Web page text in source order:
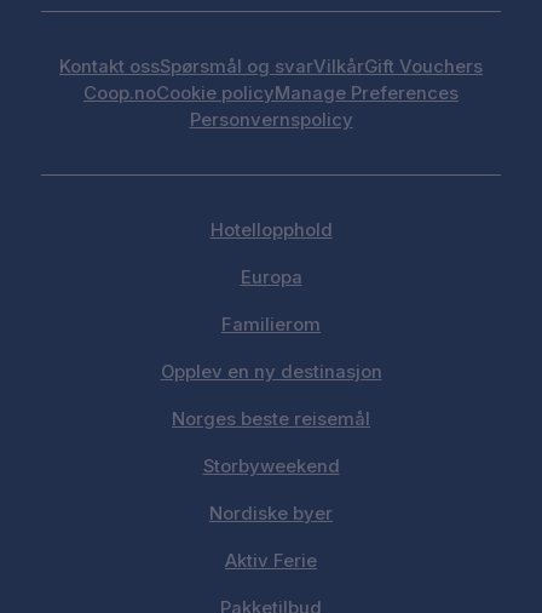
Kontakt ossSpørsmål og svarVilkårGift Vouchers
Coop.noCookie policyManage Preferences
Personvernspolicy
Hotellopphold
Europa
Familierom
Opplev en ny destinasjon
Norges beste reisemål
Storbyweekend
Nordiske byer
Aktiv Ferie
Pakketilbud